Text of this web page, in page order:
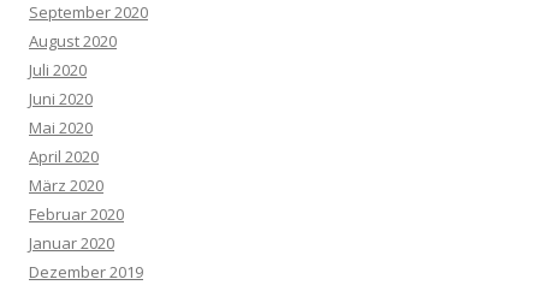
September 2020
August 2020
Juli 2020
Juni 2020
Mai 2020
April 2020
März 2020
Februar 2020
Januar 2020
Dezember 2019